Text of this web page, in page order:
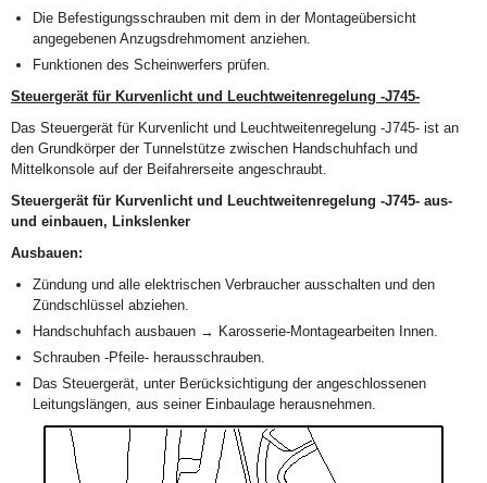
Die Befestigungsschrauben mit dem in der Montageübersicht
angegebenen Anzugsdrehmoment anziehen.
Funktionen des Scheinwerfers prüfen.
Steuergerät für Kurvenlicht und Leuchtweitenregelung -J745-
Das Steuergerät für Kurvenlicht und Leuchtweitenregelung -J745- ist an
den Grundkörper der Tunnelstütze zwischen Handschuhfach und
Mittelkonsole auf der Beifahrerseite angeschraubt.
Steuergerät für Kurvenlicht und Leuchtweitenregelung -J745- aus-
und einbauen, Linkslenker
Ausbauen:
Zündung und alle elektrischen Verbraucher ausschalten und den
Zündschlüssel abziehen.
Handschuhfach ausbauen → Karosserie-Montagearbeiten Innen.
Schrauben -Pfeile- herausschrauben.
Das Steuergerät, unter Berücksichtigung der angeschlossenen
Leitungslängen, aus seiner Einbaulage herausnehmen.